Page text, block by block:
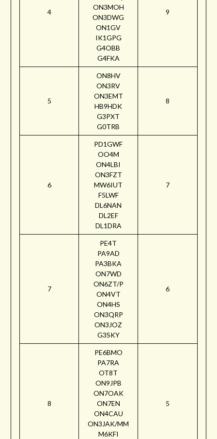
4
ON3MOH
ON3DWG
ON1GV
IK1GPG
G4OBB
G4FKA
9
5
ON8HV
ON3RV
ON3EMT
HB9HDK
G3PXT
G0TRB
8
6
PD1GWF
OO4M
ON4LBI
ON3FZT
MW6IUT
F5LWF
DL6NAN
DL2EF
DL1DRA
7
7
PE4T
PA9AD
PA3BKA
ON7WD
ON6ZT/P
ON4VT
ON4HS
ON3QRP
ON3JOZ
G3SKY
6
8
PE6BMO
PA7RA
OT8T
ON9JPB
ON7OAK
ON7EN
ON4CAU
ON3JAK/MM
M6KFI
5